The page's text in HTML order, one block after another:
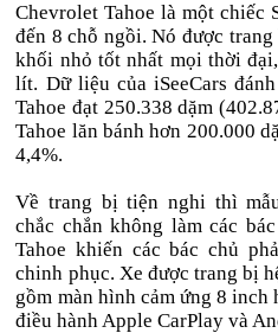
Chevrolet Tahoe là một chiếc
đến 8 chỗ ngồi. Nó được
khối nhỏ tốt nhất mọi thời
lít. Dữ liệu của iSeeCars
Tahoe đạt 250.338 dặm
Tahoe lăn bánh hơn 200.000
4,4%.
Về trang bị tiện nghi thì
chắc chắn không làm các
Tahoe khiến các bác chủ
chinh phục. Xe được trang bị
gồm màn hình cảm ứng 8
điều hành Apple CarPlay và